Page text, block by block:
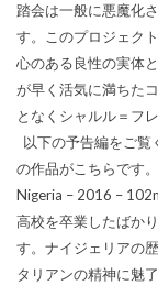
踏会は一般に悪魔化
す。このプロジェク
心のある良性の実体
が早く活気に満ちた
となくシャルル＝フ
以下の予告編をご
の作品がこちらです
Nigeria – 2016 –
高校を卒業したばか
す。ナイジェリアの
タリアンの精神に魅